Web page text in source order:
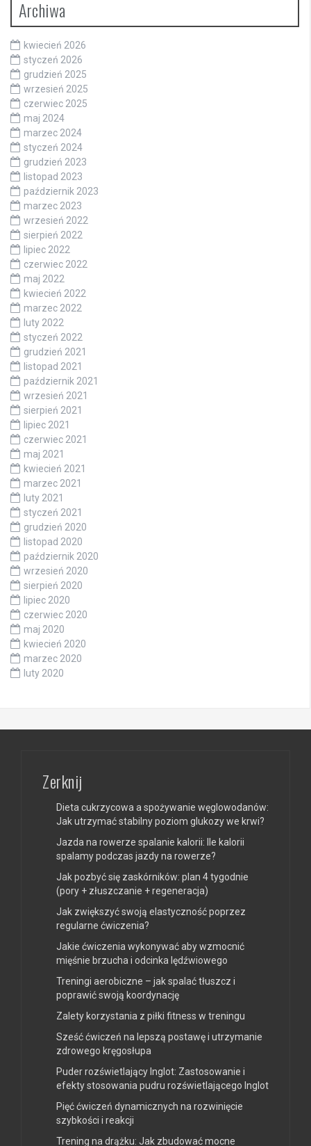
Archiwa
kwiecień 2026
styczeń 2026
grudzień 2025
wrzesień 2025
czerwiec 2025
maj 2024
marzec 2024
styczeń 2024
grudzień 2023
listopad 2023
październik 2023
marzec 2023
wrzesień 2022
sierpień 2022
lipiec 2022
czerwiec 2022
maj 2022
kwiecień 2022
marzec 2022
luty 2022
styczeń 2022
grudzień 2021
listopad 2021
październik 2021
wrzesień 2021
sierpień 2021
lipiec 2021
czerwiec 2021
maj 2021
kwiecień 2021
marzec 2021
luty 2021
styczeń 2021
grudzień 2020
listopad 2020
październik 2020
wrzesień 2020
sierpień 2020
lipiec 2020
czerwiec 2020
maj 2020
kwiecień 2020
marzec 2020
luty 2020
Zerknij
Dieta cukrzycowa a spożywanie węglowodanów:
Jak utrzymać stabilny poziom glukozy we krwi?
Jazda na rowerze spalanie kalorii: Ile kalorii
spalamy podczas jazdy na rowerze?
Jak pozbyć się zaskórników: plan 4 tygodnie
(pory + złuszczanie + regeneracja)
Jak zwiększyć swoją elastyczność poprzez
regularne ćwiczenia?
Jakie ćwiczenia wykonywać aby wzmocnić
mięśnie brzucha i odcinka lędźwiowego
Treningi aerobiczne – jak spalać tłuszcz i
poprawić swoją koordynację
Zalety korzystania z piłki fitness w treningu
Sześć ćwiczeń na lepszą postawę i utrzymanie
zdrowego kręgosłupa
Puder rozświetlający Inglot: Zastosowanie i
efekty stosowania pudru rozświetlającego Inglot
Pięć ćwiczeń dynamicznych na rozwinięcie
szybkości i reakcji
Trening na drążku: Jak zbudować mocne